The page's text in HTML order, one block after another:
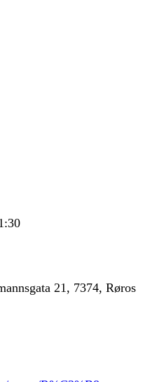
21, 7374, Røros